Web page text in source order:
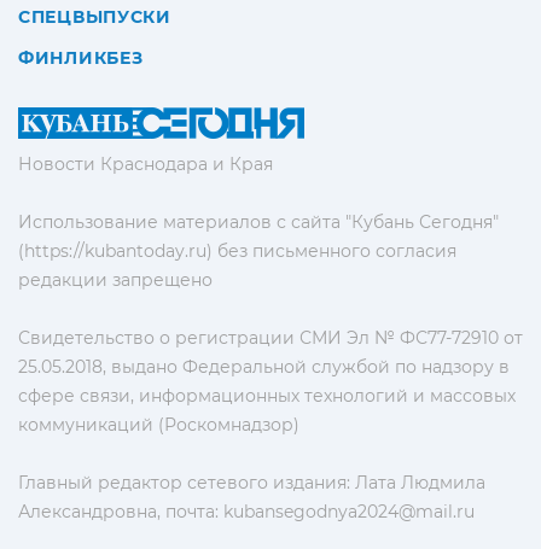
Новости Краснодара и Края
Использование материалов с сайта "Кубань Сегодня"
(https://kubantoday.ru) без письменного согласия
редакции запрещено
Свидетельство о регистрации СМИ Эл № ФС77-72910 от
25.05.2018, выдано Федеральной службой по надзору в
сфере связи, информационных технологий и массовых
коммуникаций (Роскомнадзор)
Главный редактор сетевого издания: Лата Людмила
Александровна, почта: kubansegodnya2024@mail.ru
СПЕЦВЫПУСКИ
ФИНЛИКБЕЗ